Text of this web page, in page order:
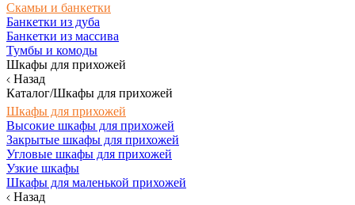
Скамьи и банкетки
Банкетки из дуба
Банкетки из массива
Тумбы и комоды
Шкафы для прихожей
Назад
Каталог/Шкафы для прихожей
Шкафы для прихожей
Высокие шкафы для прихожей
Закрытые шкафы для прихожей
Угловые шкафы для прихожей
Узкие шкафы
Шкафы для маленькой прихожей
Назад